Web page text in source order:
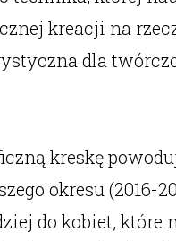
kreacji na
dla
kreskę
okresu (2016-
do kobiet, które